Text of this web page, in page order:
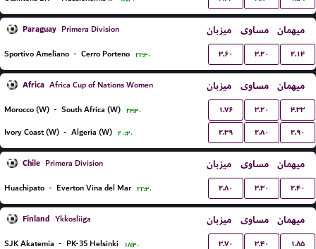
Paraguay Primera Division میزبان مساوی میهمان
Sportivo Ameliano - Cerro Porteno ۲۲:۳۰ ۳.۶۰ ۳.۲۰ ۲.۱۴
Africa Africa Cup of Nations Women میزبان مساوی میهمان
Morocco (W) - South Africa (W) ۲۳:۳۰ ۱.۷۶ ۳.۲۰ ۴.۳۳
Ivory Coast (W) - Algeria (W) ۲۰:۳۰ ۲.۳۹ ۲.۸۰ ۲.۹۰
Chile Primera Division میزبان مساوی میهمان
Huachipato - Everton Vina del Mar ۲۲:۳۰ ۲.۸۰ ۳.۳۰ ۲.۴۰
Finland Ykkosliiga میزبان مساوی میهمان
SJK Akatemia - PK-35 Helsinki ۱۸:۳۰ ۳.۷۰ ۳.۴۰ ۱.۸۵